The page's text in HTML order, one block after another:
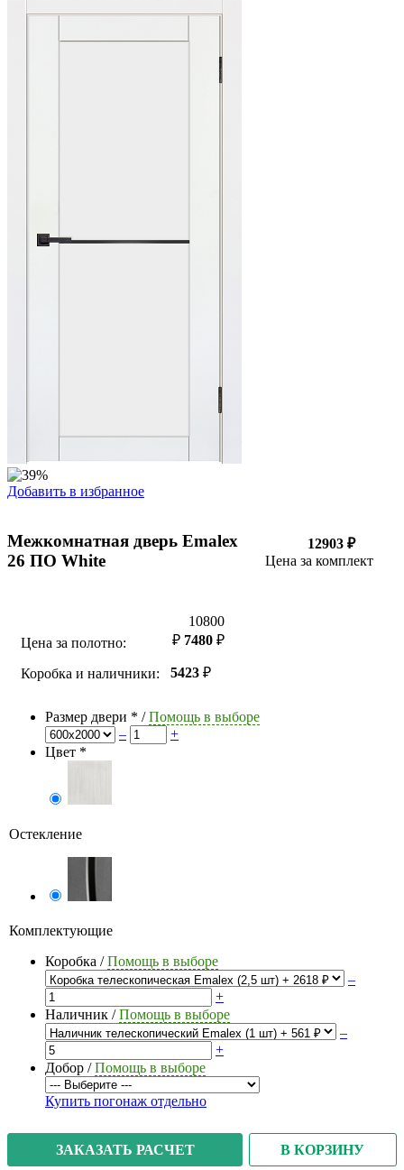
Добавить в избранное
Межкомнатная дверь Emalex
26 ПО White
12903 ₽
Цена за комплект
Цена за полотно:
10800
₽ 7480 ₽
Коробка и наличники: 5423 ₽
Размер двери * /Помощь в выборе
–
+
Цвет *
Остекление
Комплектующие
Коробка /Помощь в выборе
–
+
Наличник /Помощь в выборе
–
+
Добор /Помощь в выборе
Купить погонаж отдельно
ЗАКАЗАТЬ РАСЧЕТ В КОРЗИНУ